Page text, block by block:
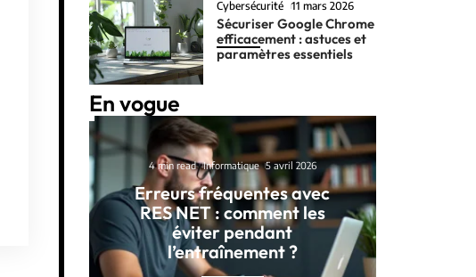
Cybersécurité 11 mars 2026
Sécuriser Google Chrome
efficacement : astuces et
paramètres essentiels
En vogue
4 min read Informatique 5 avril 2026
Erreurs fréquentes avec
RES NET : comment les
éviter pendant
l’entraînement ?